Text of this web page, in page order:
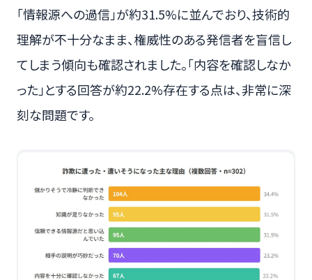
「情報源への過信」が約31.5%に並んでおり、技術的
理解が不十分なまま、権威性のある発信者を盲信し
てしまう傾向も確認されました。「内容を確認しなか
った」とする回答が約22.2%存在する点は、非常に深
刻な問題です。